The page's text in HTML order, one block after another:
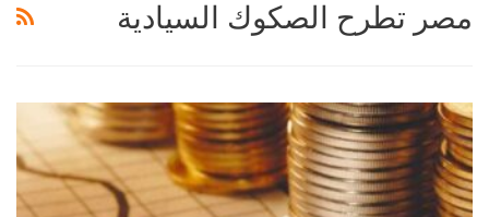
مصر تطرح الصكوك السيادية